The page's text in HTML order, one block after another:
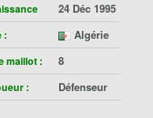
24 Déc 1995
: Algérie
maillot : 8
: Défenseur